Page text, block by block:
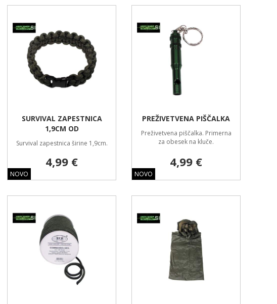
NOVO
SURVIVAL ZAPESTNICA
1,9CM OD
Survival zapestnica širine 1,9cm.
4,99 €
NOVO
PREŽIVETVENA PIŠČALKA
Preživetvena piščalka. Primerna
za obesek na kluče.
4,99 €